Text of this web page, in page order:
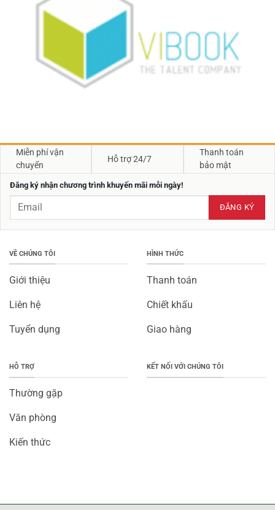
Miễn phí vận
chuyển
Hỗ trợ 24/7
Thanh toán
bảo mật
Đăng ký nhận chương trình khuyến mãi mỗi ngày!
VỀ CHÚNG TÔI
Giới thiệu
Liên hệ
Tuyển dụng
HÌNH THỨC
Thanh toán
Chiết khấu
Giao hàng
HỖ TRỢ
Thường gặp
Văn phòng
Kiến thức
KẾT NỐI VỚI CHÚNG TÔI